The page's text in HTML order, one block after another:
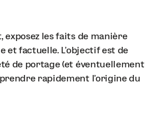
exposez les faits de manière
et factuelle. L’objectif est de
de portage (et éventuellement
rapidement l’origine du